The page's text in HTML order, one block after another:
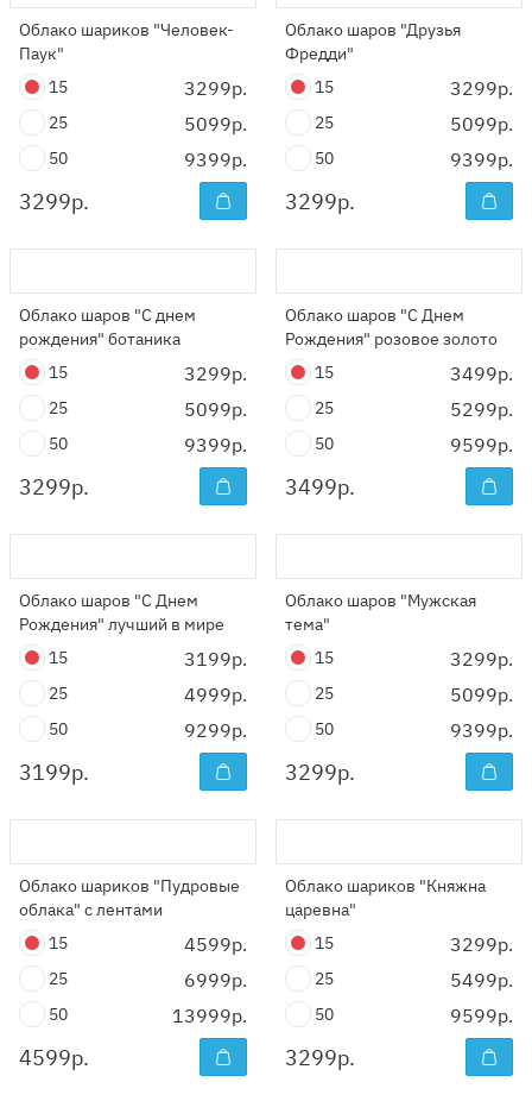
Облако шариков "Человек-
Паук"
15
3299р.
25 5099р.
50 9399р.
3299р.
Облако шаров "Друзья
Фредди"
15
3299р.
25 5099р.
50 9399р.
3299р.
Облако шаров "С днем
рождения" ботаника
15
3299р.
25 5099р.
50 9399р.
3299р.
Облако шаров "С Днем
Рождения" розовое золото
15
3499р.
25 5299р.
50 9599р.
3499р.
Облако шаров "С Днем
Рождения" лучший в мире
15
3199р.
25 4999р.
50 9299р.
3199р.
Облако шаров "Мужская
тема"
15
3299р.
25 5099р.
50 9399р.
3299р.
Облако шариков "Пудровые
облака" с лентами
15
4599р.
25 6999р.
50 13999р.
4599р.
Облако шариков "Княжна
царевна"
15
3299р.
25 5499р.
50 9599р.
3299р.